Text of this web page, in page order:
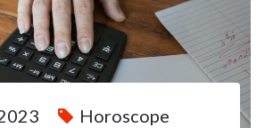
Horoscope